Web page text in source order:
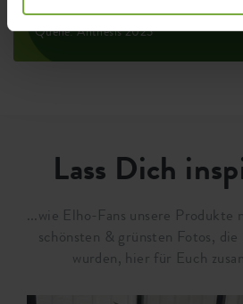
Quelle: Anthesis 2023
Lass Dich
...wie Elho-Fans unsere
schönsten & grünsten Fotos,
wurden, hier für Euch